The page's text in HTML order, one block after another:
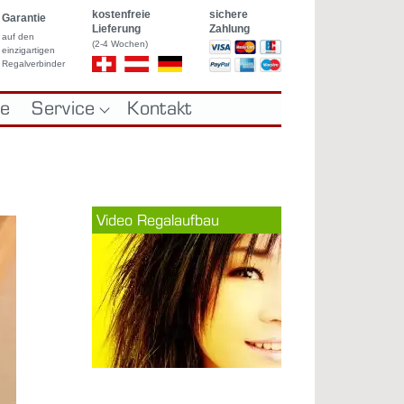
Garantie
auf den
einzigartigen
Regalverbinder
kostenfreie
Lieferung
(2-4 Wochen)
sichere
Zahlung
Service Kontakt
Vi­deo Re­ga­lauf­bau